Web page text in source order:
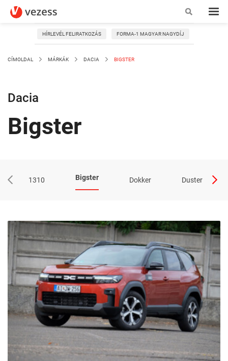
HÍRLEVÉL FELIRATKOZÁS FORMA-1 MAGYAR NAGYDÍJ
CÍMOLDAL MÁRKÁK DACIA BIGSTER
Dacia
Bigster
1310 Bigster Dokker Duster